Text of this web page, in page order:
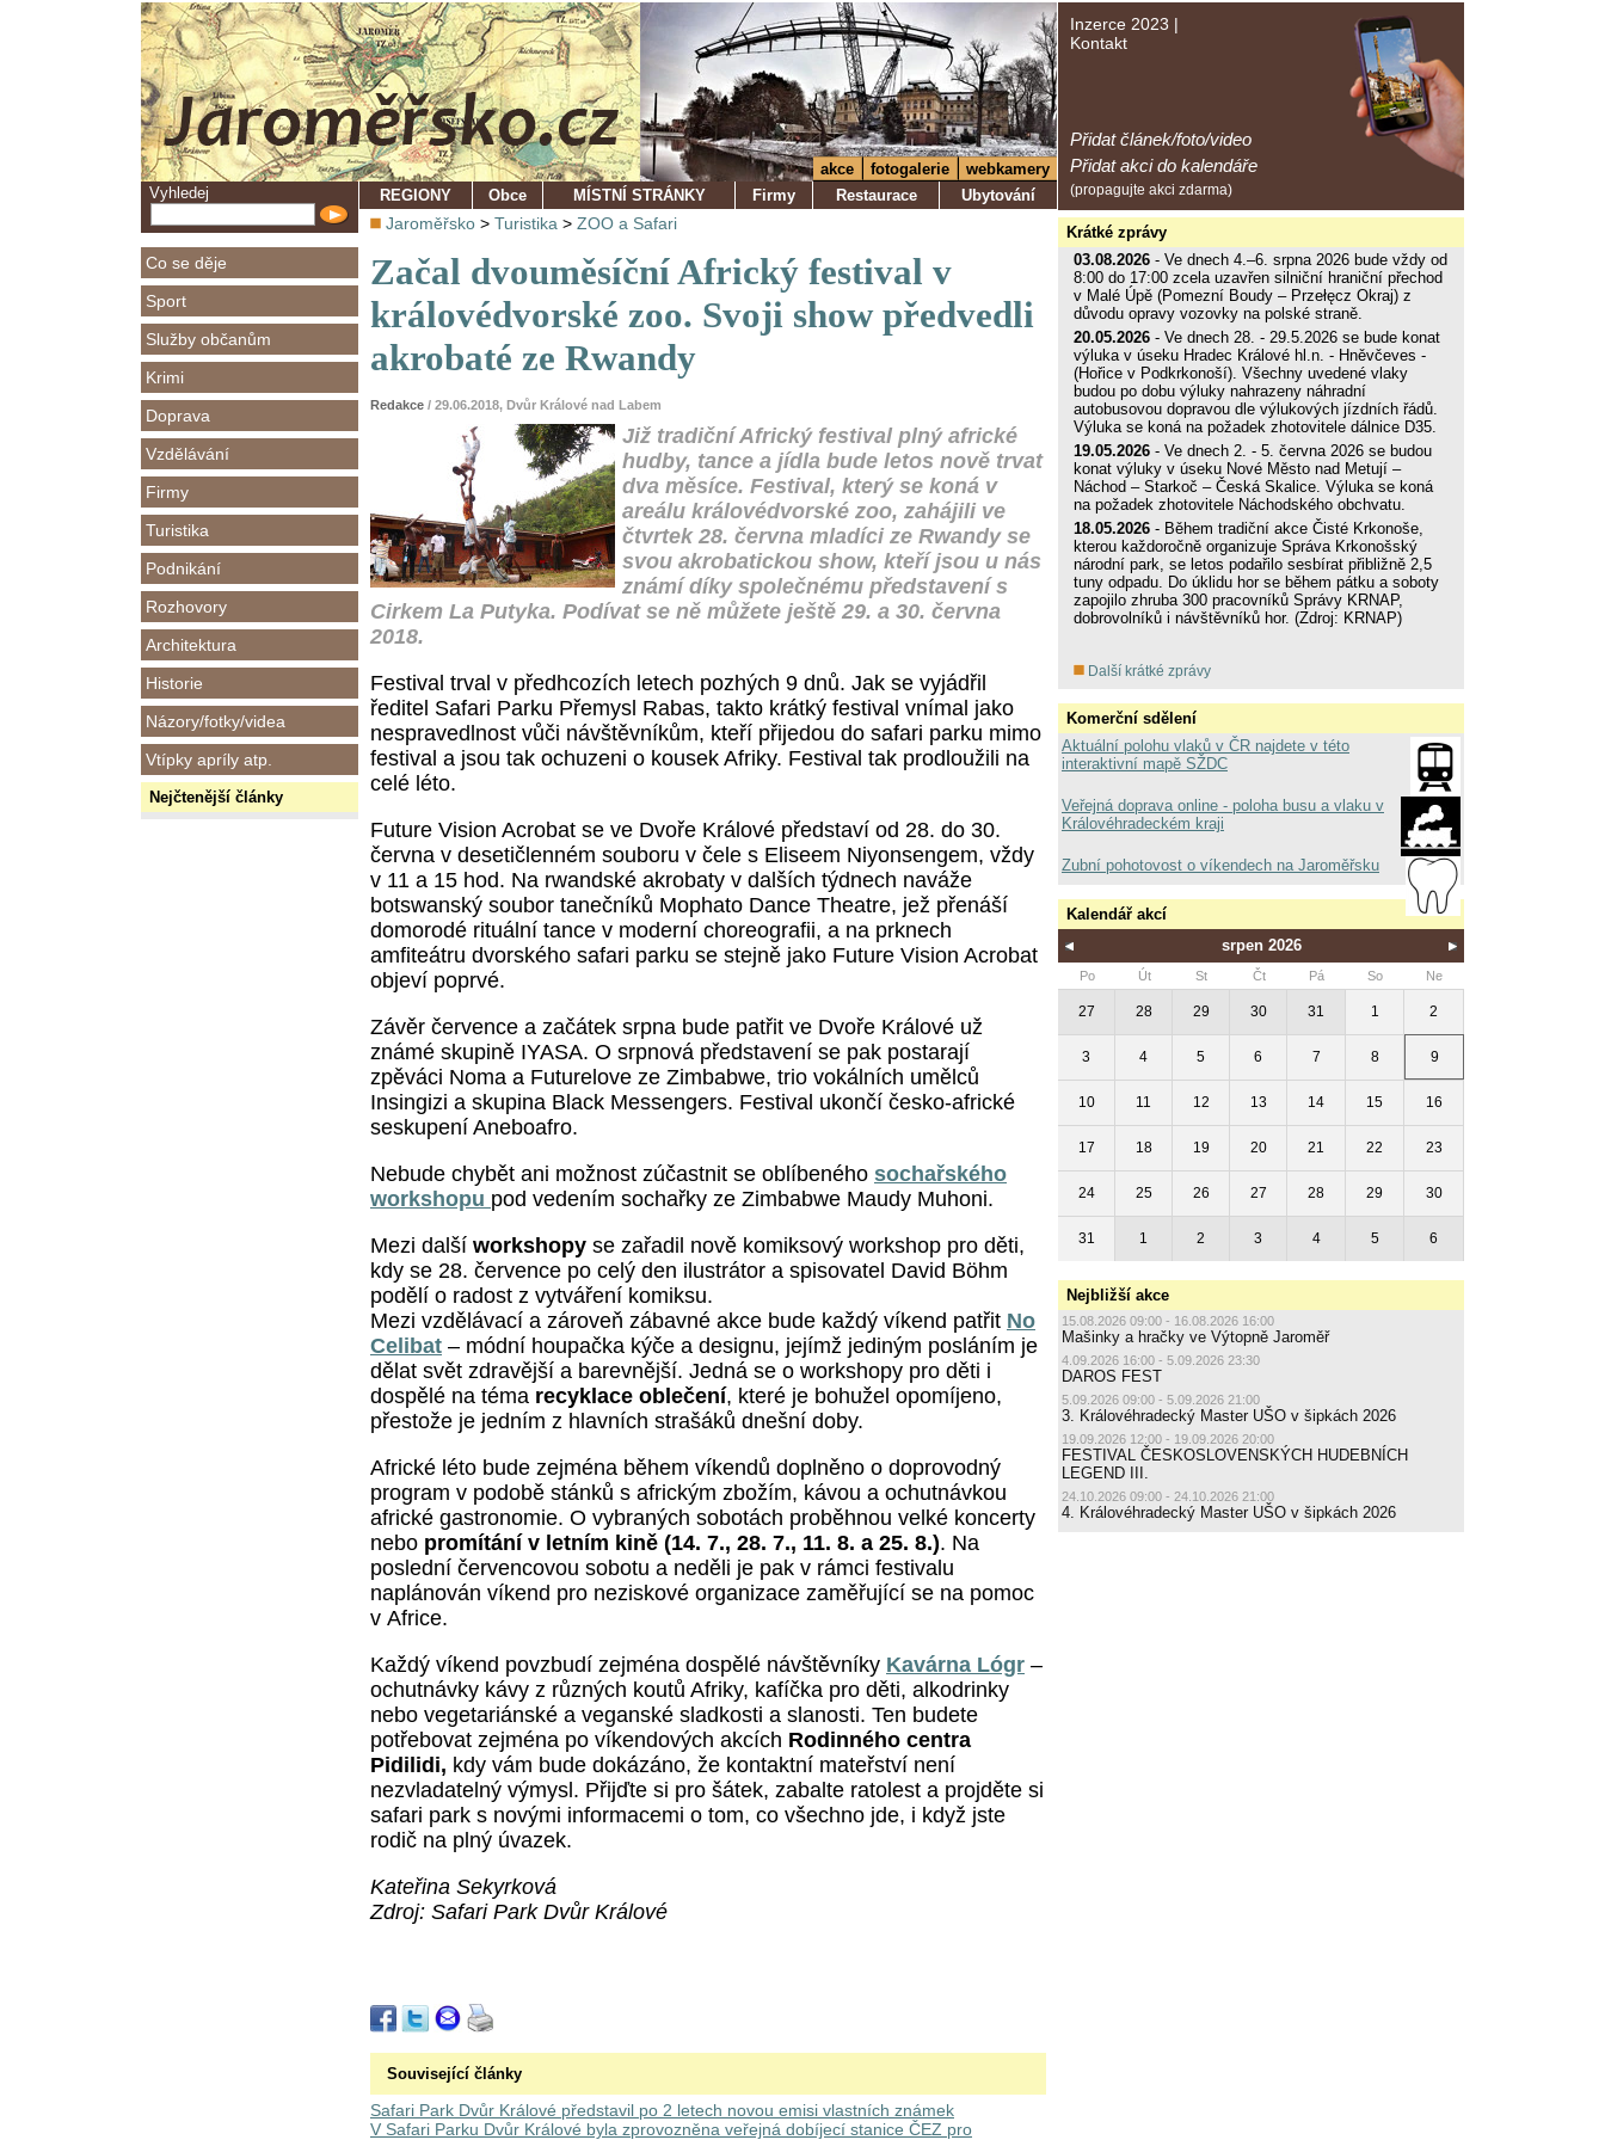
Vyhledej
Co se děje
Sport
Služby občanům
Krimi
Doprava
Vzdělávání
Firmy
Turistika
Podnikání
Rozhovory
Architektura
Historie
Názory/fotky/videa
Vtípky apríly atp.
Nejčtenější články
Inzerce 2023 |
Kontakt
Přidat článek/foto/video
Přidat akci do kalendáře
(propagujte akci zdarma)
akce fotogalerie
webkamery
REGIONY
Obce MÍSTNÍ STRÁNKY Firmy Restaurace Ubytování
Jaroměřsko > Turistika > ZOO a Safari
Začal dvouměsíční Africký festival v
královédvorské zoo. Svoji show předvedli
akrobaté ze Rwandy
Redakce / 29.06.2018, Dvůr Králové nad Labem
Již tradiční Africký festival plný africké
hudby, tance a jídla bude letos nově trvat
dva měsíce. Festival, který se koná v
areálu královédvorské zoo, zahájili ve
čtvrtek 28. června mladíci ze Rwandy se
svou akrobatickou show, kteří jsou u nás
známí díky společnému představení s
Cirkem La Putyka. Podívat se ně můžete ještě 29. a 30. června
2018.
Festival trval v předhcozích letech pozhých 9 dnů. Jak se vyjádřil
ředitel Safari Parku Přemysl Rabas, takto krátký festival vnímal jako
nespravedlnost vůči návštěvníkům, kteří přijedou do safari parku mimo
festival a jsou tak ochuzeni o kousek Afriky. Festival tak prodloužili na
celé léto.
Future Vision Acrobat se ve Dvoře Králové představí od 28. do 30.
června v desetičlenném souboru v čele s Eliseem Niyonsengem, vždy
v 11 a 15 hod. Na rwandské akrobaty v dalších týdnech naváže
botswanský soubor tanečníků Mophato Dance Theatre, jež přenáší
domorodé rituální tance v moderní choreografii, a na prknech
amfiteátru dvorského safari parku se stejně jako Future Vision Acrobat
objeví poprvé.
Závěr července a začátek srpna bude patřit ve Dvoře Králové už
známé skupině IYASA. O srpnová představení se pak postarají
zpěváci Noma a Futurelove ze Zimbabwe, trio vokálních umělců
Insingizi a skupina Black Messengers. Festival ukončí česko-africké
seskupení Aneboafro.
Nebude chybět ani možnost zúčastnit se oblíbeného sochařského
workshopu pod vedením sochařky ze Zimbabwe Maudy Muhoni.
Mezi další workshopy se zařadil nově komiksový workshop pro děti,
kdy se 28. července po celý den ilustrátor a spisovatel David Böhm
podělí o radost z vytváření komiksu.
Mezi vzdělávací a zároveň zábavné akce bude každý víkend patřit No
Celibat – módní houpačka kýče a designu, jejímž jediným posláním je
dělat svět zdravější a barevnější. Jedná se o workshopy pro děti i
dospělé na téma recyklace oblečení, které je bohužel opomíjeno,
přestože je jedním z hlavních strašáků dnešní doby.
Africké léto bude zejména během víkendů doplněno o doprovodný
program v podobě stánků s africkým zbožím, kávou a ochutnávkou
africké gastronomie. O vybraných sobotách proběhnou velké koncerty
nebo promítání v letním kině (14. 7., 28. 7., 11. 8. a 25. 8.). Na
poslední červencovou sobotu a neděli je pak v rámci festivalu
naplánován víkend pro neziskové organizace zaměřující se na pomoc
v Africe.
Každý víkend povzbudí zejména dospělé návštěvníky Kavárna Lógr –
ochutnávky kávy z různých koutů Afriky, kafíčka pro děti, alkodrinky
nebo vegetariánské a veganské sladkosti a slanosti. Ten budete
potřebovat zejména po víkendových akcích Rodinného centra
Pidilidi, kdy vám bude dokázáno, že kontaktní mateřství není
nezvladatelný výmysl. Přijďte si pro šátek, zabalte ratolest a projděte si
safari park s novými informacemi o tom, co všechno jde, i když jste
rodič na plný úvazek.
Kateřina Sekyrková
Zdroj: Safari Park Dvůr Králové
Související články
Safari Park Dvůr Králové představil po 2 letech novou emisi vlastních známek
V Safari Parku Dvůr Králové byla zprovozněna veřejná dobíjecí stanice ČEZ pro
Krátké zprávy
03.08.2026 - Ve dnech 4.–6. srpna 2026 bude vždy od
8:00 do 17:00 zcela uzavřen silniční hraniční přechod
v Malé Úpě (Pomezní Boudy – Przełęcz Okraj) z
důvodu opravy vozovky na polské straně.
20.05.2026 - Ve dnech 28. - 29.5.2026 se bude konat
výluka v úseku Hradec Králové hl.n. - Hněvčeves -
(Hořice v Podkrkonoší). Všechny uvedené vlaky
budou po dobu výluky nahrazeny náhradní
autobusovou dopravou dle výlukových jízdních řádů.
Výluka se koná na požadek zhotovitele dálnice D35.
19.05.2026 - Ve dnech 2. - 5. června 2026 se budou
konat výluky v úseku Nové Město nad Metují –
Náchod – Starkoč – Česká Skalice. Výluka se koná
na požadek zhotovitele Náchodského obchvatu.
18.05.2026 - Během tradiční akce Čisté Krkonoše,
kterou každoročně organizuje Správa Krkonošský
národní park, se letos podařilo sesbírat přibližně 2,5
tuny odpadu. Do úklidu hor se během pátku a soboty
zapojilo zhruba 300 pracovníků Správy KRNAP,
dobrovolníků i návštěvníků hor. (Zdroj: KRNAP)
Další krátké zprávy
Komerční sdělení
Aktuální polohu vlaků v ČR najdete v této
interaktivní mapě SŽDC
Veřejná doprava online - poloha busu a vlaku v
Královéhradeckém kraji
Zubní pohotovost o víkendech na Jaroměřsku
Kalendář akcí
srpen 2026
Po Út St Čt Pá So Ne
27 28 29 30 31 1 2
3 4 5 6 7 8 9
10 11 12 13 14 15 16
17 18 19 20 21 22 23
24 25 26 27 28 29 30
31 1 2 3 4 5 6
Nejbližší akce
15.08.2026 09:00 - 16.08.2026 16:00
Mašinky a hračky ve Výtopně Jaroměř
4.09.2026 16:00 - 5.09.2026 23:30
DAROS FEST
5.09.2026 09:00 - 5.09.2026 21:00
3. Královéhradecký Master UŠO v šipkách 2026
19.09.2026 12:00 - 19.09.2026 20:00
FESTIVAL ČESKOSLOVENSKÝCH HUDEBNÍCH
LEGEND III.
24.10.2026 09:00 - 24.10.2026 21:00
4. Královéhradecký Master UŠO v šipkách 2026